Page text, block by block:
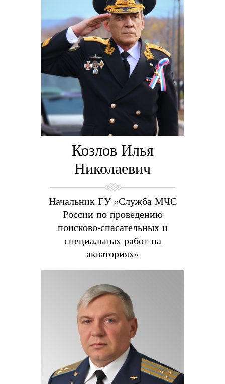
Козлов Илья
Николаевич
Начальник ГУ «Служба МЧС
России по проведению
поисково-спасательных и
специальных работ на
акваториях»